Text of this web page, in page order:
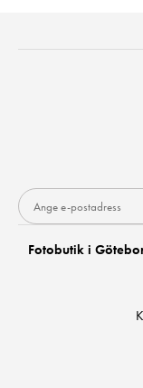
Fotobutik i